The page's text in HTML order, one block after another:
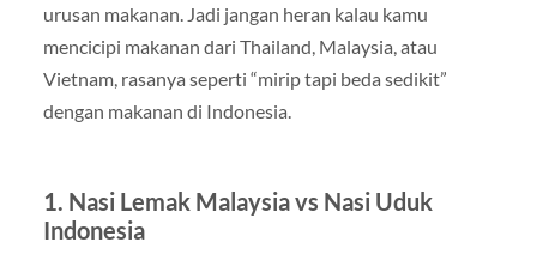
urusan makanan. Jadi jangan heran kalau kamu
mencicipi makanan dari Thailand, Malaysia, atau
Vietnam, rasanya seperti “mirip tapi beda sedikit”
dengan makanan di Indonesia.
1. Nasi Lemak Malaysia vs Nasi Uduk
Indonesia